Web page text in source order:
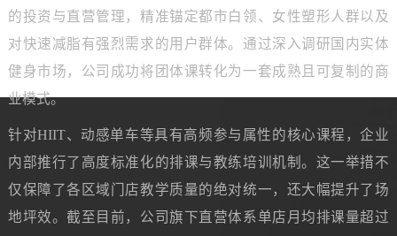
的投资与直营管理，精准锚定都市白领、女性塑形人群以及
对快速减脂有强烈需求的用户群体。通过深入调研国内实体
健身市场，公司成功将团体课转化为一套成熟且可复制的商
业模式。
针对HIIT、动感单车等具有高频参与属性的核心课程，企业
内部推行了高度标准化的排课与教练培训机制。这一举措不
仅保障了各区域门店教学质量的绝对统一，还大幅提升了场
地坪效。截至目前，公司旗下直营体系单店月均排课量超过